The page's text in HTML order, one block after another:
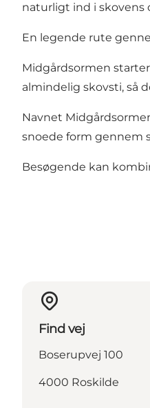
naturligt ind i skovens
En legende rute
Midgårdsormen
almindelig skovsti, så
Navnet
snoede form gennem
Besøgende kan
Find vej
Boserupvej 100
4000 Roskilde